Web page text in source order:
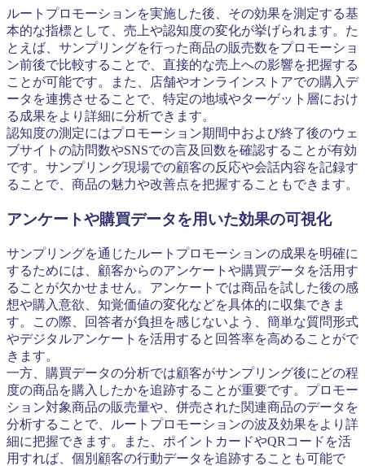
ルートプロモーションを実施した後、その効果を測定する基
本的な指標として、売上や認知度の変化が挙げられます。た
とえば、サンプリングを行った商品の販売数をプロモーショ
ン前後で比較することで、直接的な売上への影響を把握する
ことが可能です。また、店舗やオンラインストアでの購入デ
ータを連携させることで、特定の地域やターゲット層におけ
る成果をより詳細に分析できます。
認知度の測定にはプロモーション期間中および終了後のウェ
ブサイトの訪問数やSNSでの言及回数を確認することが有効
です。サンプリング現場での顧客の反応や会話内容を記録す
ることで、商品の魅力や改善点を把握することもできます。
アンケートや購買データを用いた効果の可視化
サンプリングを通じたルートプロモーションの成果を明確に
するためには、顧客からのアンケートや購買データを活用す
ることが欠かせません。アンケートでは商品を試した後の感
想や購入意欲、知覚価値の変化などを具体的に収集できま
す。この際、回答者が負担を感じないよう、簡単な質問形式
やデジタルアンケートを活用すると回答率を高めることがで
きます。
一方、購買データの分析では顧客がサンプリング後にどの程
度の商品を購入したかを追跡することが重要です。プロモー
ション対象商品の販売量や、併売された関連商品のデータを
分析することで、ルートプロモーションの波及効果をより詳
細に把握できます。また、ポイントカードやQRコードを活
用すれば、個別顧客の行動データを追跡することも可能で